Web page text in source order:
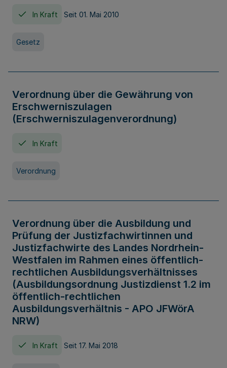
In Kraft Seit 01. Mai 2010
Gesetz
Verordnung über die Gewährung von
Erschwerniszulagen
(Erschwerniszulagenverordnung)
In Kraft
Verordnung
Verordnung über die Ausbildung und
Prüfung der Justizfachwirtinnen und
Justizfachwirte des Landes Nordrhein-
Westfalen im Rahmen eines öffentlich-
rechtlichen Ausbildungsverhältnisses
(Ausbildungsordnung Justizdienst 1.2 im
öffentlich-rechtlichen
Ausbildungsverhältnis - APO JFWörA
NRW)
In Kraft Seit 17. Mai 2018